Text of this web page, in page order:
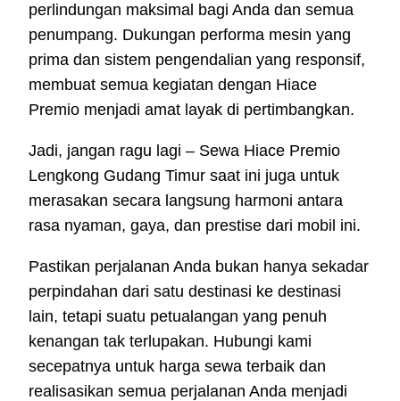
perlindungan maksimal bagi Anda dan semua
penumpang. Dukungan performa mesin yang
prima dan sistem pengendalian yang responsif,
membuat semua kegiatan dengan Hiace
Premio menjadi amat layak di pertimbangkan.
Jadi, jangan ragu lagi – Sewa Hiace Premio
Lengkong Gudang Timur saat ini juga untuk
merasakan secara langsung harmoni antara
rasa nyaman, gaya, dan prestise dari mobil ini.
Pastikan perjalanan Anda bukan hanya sekadar
perpindahan dari satu destinasi ke destinasi
lain, tetapi suatu petualangan yang penuh
kenangan tak terlupakan. Hubungi kami
secepatnya untuk harga sewa terbaik dan
realisasikan semua perjalanan Anda menjadi